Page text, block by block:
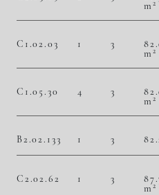
m 2
C1.02.03 1 3
m 2
C1.05.30 4 3
m 2
B2.02.133 1 3
C2.02.62 1 3
m 2